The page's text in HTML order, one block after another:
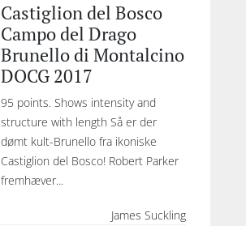
Castiglion del Bosco
Campo del Drago
Brunello di Montalcino
DOCG 2017
95 points. Shows intensity and
structure with length Så er der
dømt kult-Brunello fra ikoniske
Castiglion del Bosco! Robert Parker
fremhæver...
James Suckling